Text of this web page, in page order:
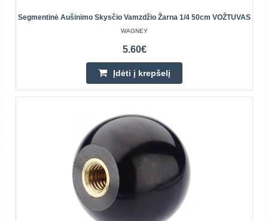
Prekių Pristatymas 6-11 D.d.
Pridėti prie pageidavimų sąrašo
Segmentinė Aušinimo Skysčio Vamzdžio Žarna 1/4 50cm VOŽTUVAS
WAGNEY
5.60€
Įdėti į krepšelį